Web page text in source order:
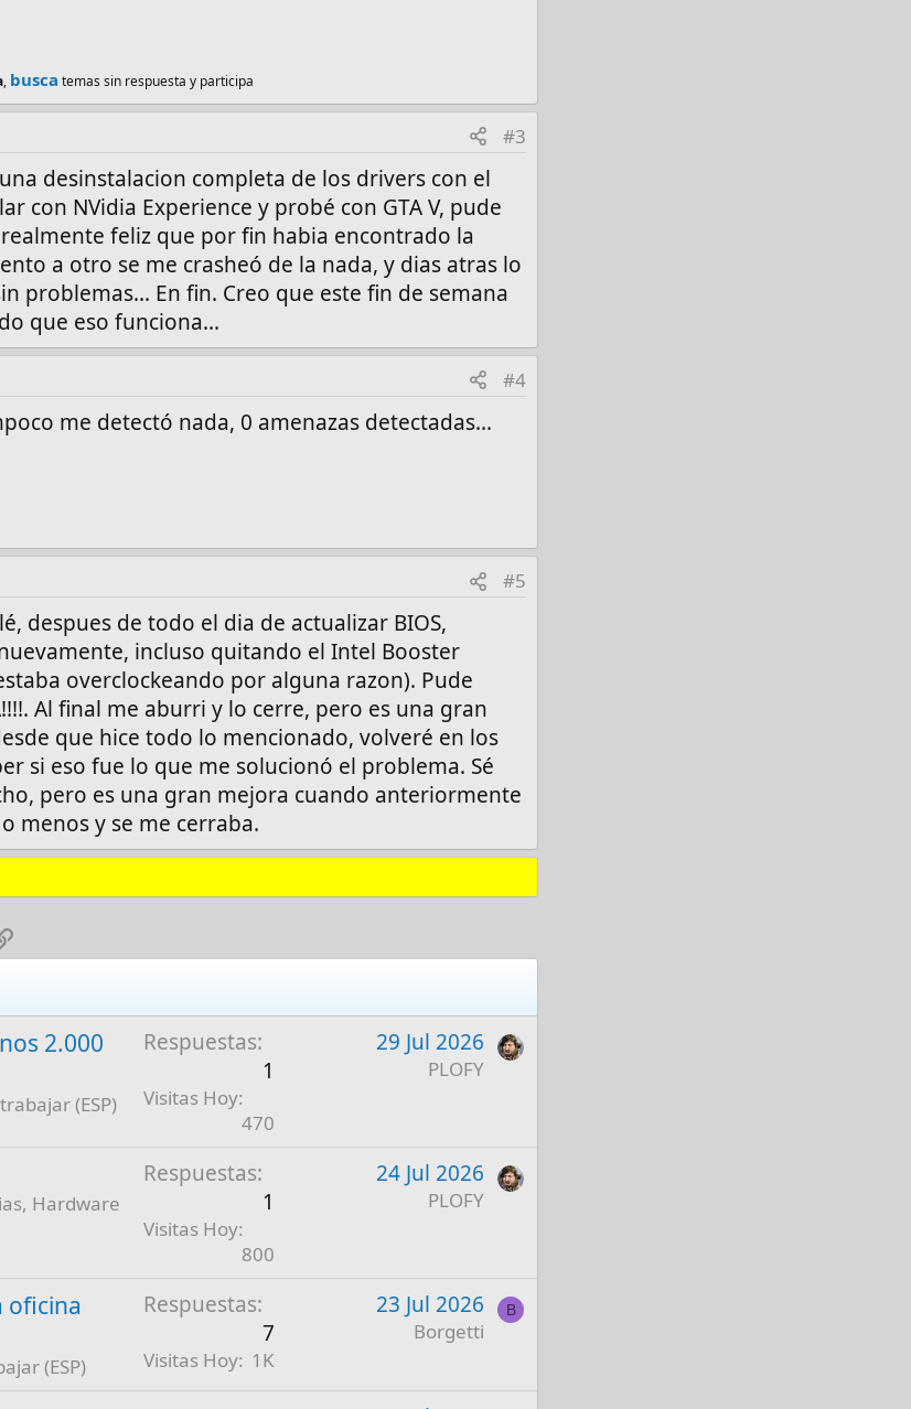
, busca temas sin respuesta y participa
#3
desinstalacion completa de los drivers con el
con NVidia Experience y probé con GTA V, pude
feliz que por fin habia encontrado la
a otro se me crasheó de la nada, y dias atras lo
problemas... En fin. Creo que este fin de semana
que eso funciona...
#4
me detectó nada, 0 amenazas detectadas...
#5
despues de todo el dia de actualizar BIOS,
incluso quitando el Intel Booster
overclockeando por alguna razon). Pude
Al final me aburri y lo cerre, pero es una gran
que hice todo lo mencionado, volveré en los
si eso fue lo que me solucionó el problema. Sé
pero es una gran mejora cuando anteriormente
menos y se me cerraba.
Enlace
2.000
(ESP)
Respuestas
1
Visitas Hoy
470
29 Jul 2026
PLOFY
Hardware
Respuestas
1
Visitas Hoy
800
24 Jul 2026
PLOFY
oficina
(ESP)
Respuestas
7
Visitas Hoy 1K
23 Jul 2026
Borgetti
B